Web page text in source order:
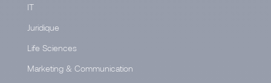
IT
Juridique
Life Sciences
Marketing & Communication